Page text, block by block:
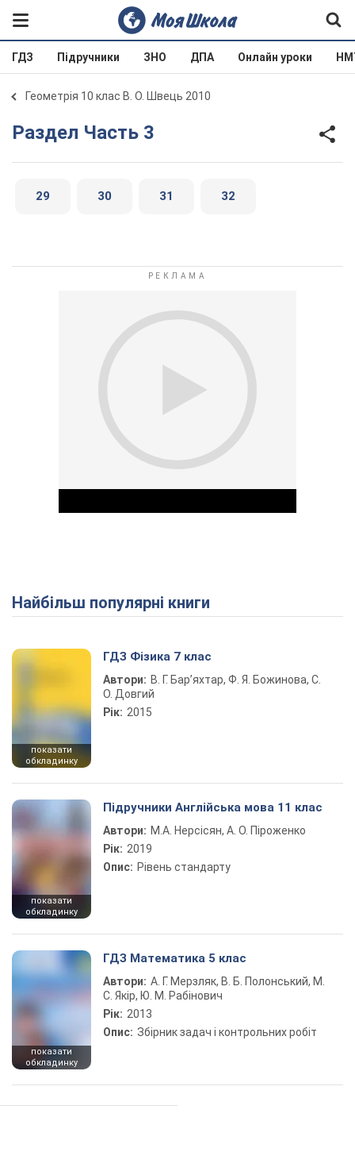
ГДЗ Підручники ЗНО ДПА Онлайн уроки
Геометрія 10 клас В. О. Швець 2010
Раздел Часть 3
29 30 31 32
Play Video
Найбільш популярні книги
показати
обкладинку
ГДЗ Фізика 7 клас
Автори: В. Г. Бар’яхтар, Ф. Я. Божинова, С.
О. Довгий
Рік: 2015
показати
обкладинку
Підручники Англійська мова 11 клас
Автори: М.А. Нерсісян, А. О. Піроженко
Рік: 2019
Опис: Рівень стандарту
показати
обкладинку
ГДЗ Математика 5 клас
Автори: А. Г. Мерзляк, В. Б. Полонський, М.
С. Якір, Ю. М. Рабінович
Рік: 2013
Опис: Збірник задач і контрольних робіт